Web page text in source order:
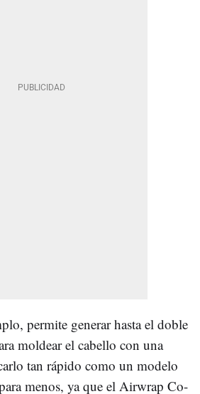
permite generar hasta el doble
moldear el cabello con una
tan rápido como un modelo
menos, ya que el Airwrap Co-